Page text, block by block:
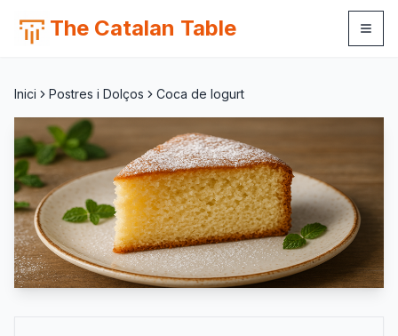
The Catalan Table
Inici Postres i Dolços Coca de Iogurt